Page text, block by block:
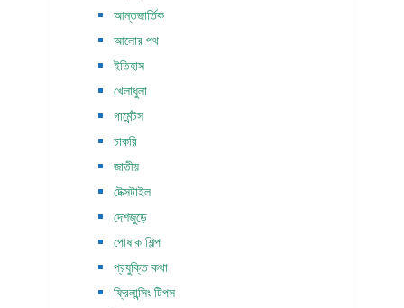
আন্তজার্তিক
আলোর পথ
ইতিহাস
খেলাধুলা
গার্মেন্টস
চাকরি
জাতীয়
টেক্সটাইল
দেশজুড়ে
পোষাক শিল্প
প্রযুক্তি কথা
ফ্রিলান্সিং টিপস